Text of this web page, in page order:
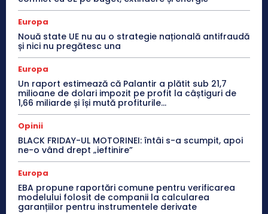
Europa
Nouă state UE nu au o strategie națională antifraudă
și nici nu pregătesc una
Europa
Un raport estimează că Palantir a plătit sub 21,7
milioane de dolari impozit pe profit la câștiguri de
1,66 miliarde și își mută profiturile...
Opinii
BLACK FRIDAY-UL MOTORINEI: întâi s-a scumpit, apoi
ne-o vând drept „ieftinire”
Europa
EBA propune raportări comune pentru verificarea
modelului folosit de companii la calcularea
garanțiilor pentru instrumentele derivate